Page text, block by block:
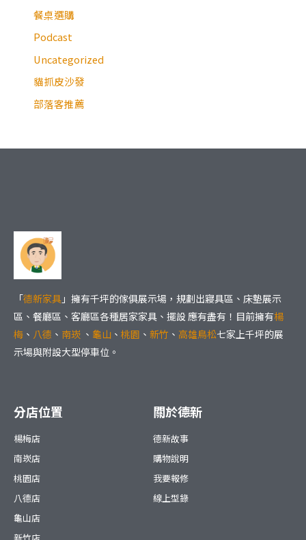
餐桌選購
Podcast
Uncategorized
貓抓皮沙發
部落客推薦
「德新家具 」擁有千坪的傢俱展示場，規劃出寢具區、床墊展示
區、餐廳區、客廳區各種居家家具、擺設 應有盡有！目前擁有楊
梅 、 八德 、 南崁 、 龜山 、 桃園 、 新竹 、 高雄鳥松七家上千坪的展
示場與附設大型停車位。
分店位置
楊梅店
南崁店
桃園店
八德店
龜山店
新竹店
關於德新
德新故事
購物說明
我要報修
線上型錄